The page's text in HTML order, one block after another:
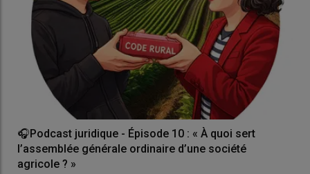
🎧Podcast juridique - Épisode 10 : « À quoi sert
l’assemblée générale ordinaire d’une société
agricole ? »